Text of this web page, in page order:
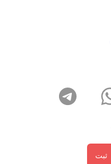
ثبت